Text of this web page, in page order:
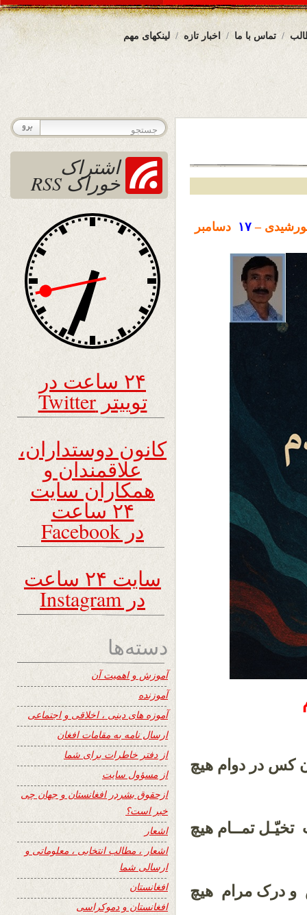
لینکهای مهم اخبار تازه تماس با ما
– ۱۷ دسامبر
کس در دوام هیچ
تمــام هیچ
و درک مرام هیچ
اشتراک
خوراک RSS
۲۴ ساعت در
توییتر Twitter
کانون دوستداران،
علاقمندان و
همکاران سایت
۲۴ ساعت
در Facebook
سایت ۲۴ ساعت
در Instagram
دسته‌ها
آموزش و اهمیت آن
آموزنده
آموزه های دینی ، اخلاقی و اجتماعی
ارسال نامه به مقامات افغان
از دفتر خاطرات برای شما
از مسؤول سایت
ازحقوق بشردر افغانستان و جهان چی
خبر است؟
اشعار
اشعار ، مطالب انتخابی ، معلوماتی و
ارسالی شما
افغانستان
افغانستان و دموکراسی